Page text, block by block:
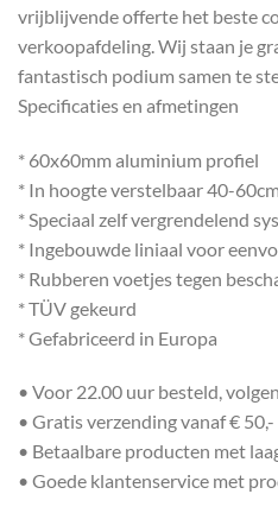
vrijblijvende offerte het beste
verkoopafdeling. Wij staan je
fantastisch podium samen te
Specificaties en afmetingen
* 60x60mm aluminium profiel
* In hoogte verstelbaar 40-60cm
* Speciaal zelf vergrendelend
* Ingebouwde liniaal voor
* Rubberen voetjes tegen
* TÜV gekeurd
* Gefabriceerd in Europa
• Voor 22.00 uur besteld,
• Gratis verzending vanaf € 50,-
• Betaalbare producten met
• Goede klantenservice met